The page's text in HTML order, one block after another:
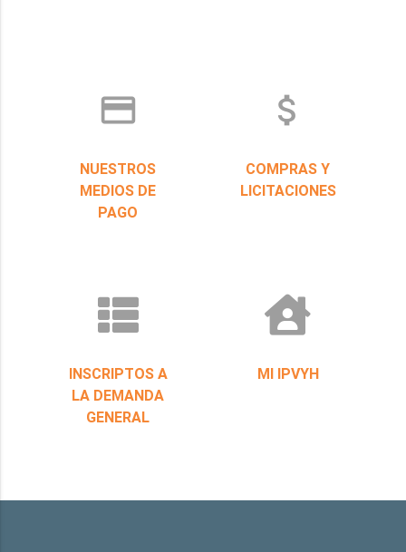
credit_card
NUESTROS
MEDIOS DE
PAGO
attach_money
COMPRAS Y
LICITACIONES
INSCRIPTOS A
LA DEMANDA
GENERAL
MI IPVYH